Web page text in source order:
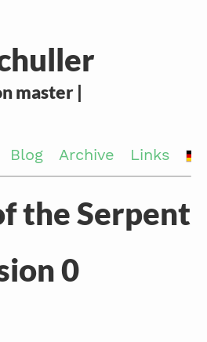
master |
Blog Archive Links
the Serpent
0